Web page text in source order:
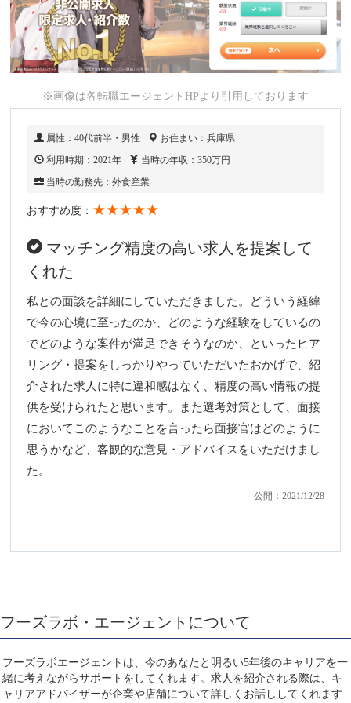
※画像は各転職エージェントHPより引用しております
属性：40代前半・男性
お住まい：兵庫県
利用時期：2021年
当時の年収：350万円
当時の勤務先：外食産業
おすすめ度： ★★★★★
マッチング精度の高い求人を提案して
くれた
私との面談を詳細にしていただきました。どういう経緯
で今の心境に至ったのか、どのような経験をしているの
でどのような案件が満足できそうなのか、といったヒア
リング・提案をしっかりやっていただいたおかげで、紹
介された求人に特に違和感はなく、精度の高い情報の提
供を受けられたと思います。また選考対策として、面接
においてこのようなことを言ったら面接官はどのように
思うかなど、客観的な意見・アドバイスをいただけまし
た。
公開：2021/12/28
フーズラボ・エージェントについて
フーズラボエージェントは、今のあなたと明るい5年後のキャリアを一
緒に考えながらサポートをしてくれます。求人を紹介される際は、キ
ャリアアドバイザーが企業や店舗について詳しくお話ししてくれます